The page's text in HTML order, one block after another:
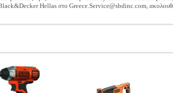
Hellas στο Greece.Service@sbdinc.com,